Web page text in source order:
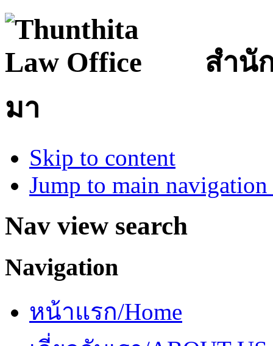
สำนั
มา
Skip to content
Jump to main
Nav view search
Navigation
หน้าแรก/Home